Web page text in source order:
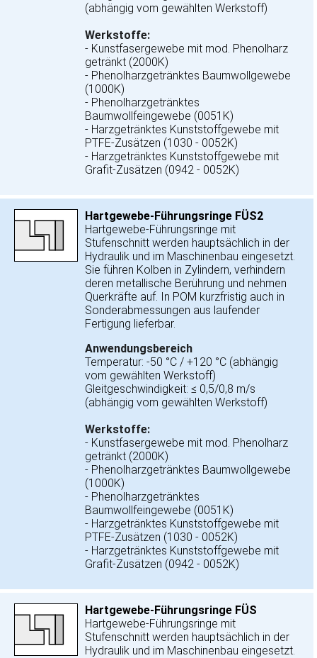
(abhängig vom gewählten Werkstoff)
Werkstoffe:
- Kunstfasergewebe mit mod. Phenolharz
getränkt (2000K)
- Phenolharzgetränktes Baumwollgewebe
(1000K)
- Phenolharzgetränktes
Baumwollfeingewebe (0051K)
- Harzgetränktes Kunststoffgewebe mit
PTFE-Zusätzen (1030 - 0052K)
- Harzgetränktes Kunststoffgewebe mit
Grafit-Zusätzen (0942 - 0052K)
Hartgewebe-Führungsringe FÜS2
Hartgewebe-Führungsringe mit
Stufenschnitt werden hauptsächlich in der
Hydraulik und im Maschinenbau eingesetzt.
Sie führen Kolben in Zylindern, verhindern
deren metallische Berührung und nehmen
Querkräfte auf. In POM kurzfristig auch in
Sonderabmessungen aus laufender
Fertigung lieferbar.
Anwendungsbereich
Temperatur: -50 °C / +120 °C (abhängig
vom gewählten Werkstoff)
Gleitgeschwindigkeit: ≤ 0,5/0,8 m/s
(abhängig vom gewählten Werkstoff)
Werkstoffe:
- Kunstfasergewebe mit mod. Phenolharz
getränkt (2000K)
- Phenolharzgetränktes Baumwollgewebe
(1000K)
- Phenolharzgetränktes
Baumwollfeingewebe (0051K)
- Harzgetränktes Kunststoffgewebe mit
PTFE-Zusätzen (1030 - 0052K)
- Harzgetränktes Kunststoffgewebe mit
Grafit-Zusätzen (0942 - 0052K)
Hartgewebe-Führungsringe FÜS
Hartgewebe-Führungsringe mit
Stufenschnitt werden hauptsächlich in der
Hydraulik und im Maschinenbau eingesetzt.